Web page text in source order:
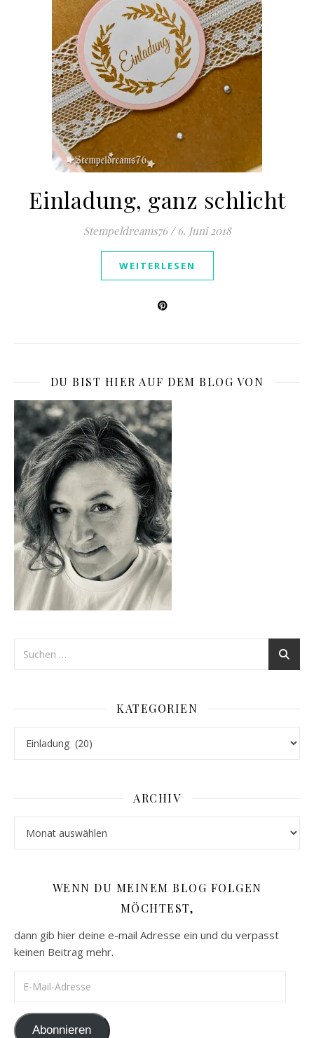
Einladung, ganz schlicht
Stempeldreams76 / 6. Juni 2018
WEITERLESEN
DU BIST HIER AUF DEM BLOG VON
KATEGORIEN
ARCHIV
WENN DU MEINEM BLOG FOLGEN
MÖCHTEST,
dann gib hier deine e-mail Adresse ein und du verpasst
keinen Beitrag mehr.
Abonnieren